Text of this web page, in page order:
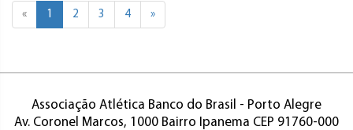
« 1 2 3 4 »
Associação Atlética Banco do Brasil - Porto Alegre
Av. Coronel Marcos, 1000 Bairro Ipanema CEP 91760-000